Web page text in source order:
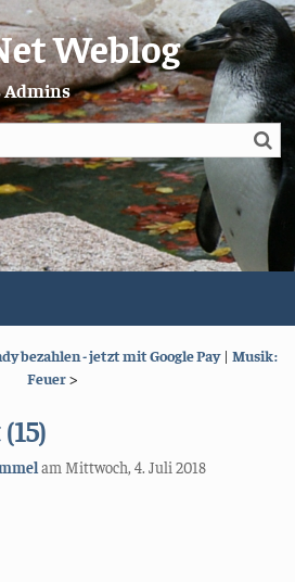
Weblog
Admins
bezahlen - jetzt mit Google Pay | Musik:
Feuer>
am Mittwoch, 4. Juli 2018